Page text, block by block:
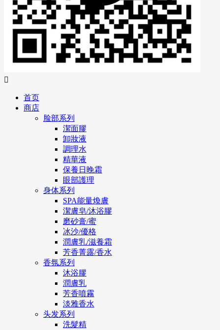

首页
商店
脸部系列
潔面膠
卸妝液
調理水
精華液
保養日晚霜
眼部護理
身体系列
SPA能量煥膚
潔膚皂/沐浴膠
磨砂膏/蜜
冰沙/優格
潤膚乳/滋養霜
芳香菁露/香水
香氛系列
沐浴膠
潤膚乳
芳香噴霧
淡雅香水
头发系列
洗髮精